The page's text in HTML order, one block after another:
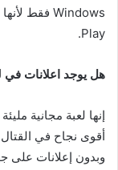
Play.
هل يوجد اعلانات في
إنها لعبة مجانية
أقوى نجاح في
وبدون إعلانات على